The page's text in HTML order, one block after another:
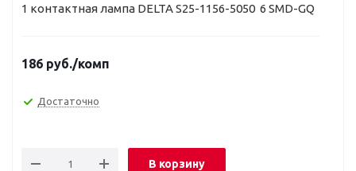
1 контактная лампа DELTA S25-1156-5050 6 SMD-GQ
186 руб./комп
Достаточно
В корзину